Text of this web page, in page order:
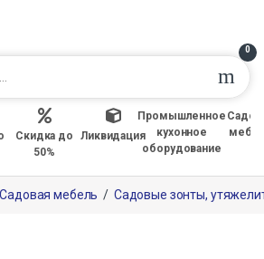
0
Скидка до
50%
Ликвидация
Промышленное
кухонное
оборудование
Садовая мебель / Садовые зонты,